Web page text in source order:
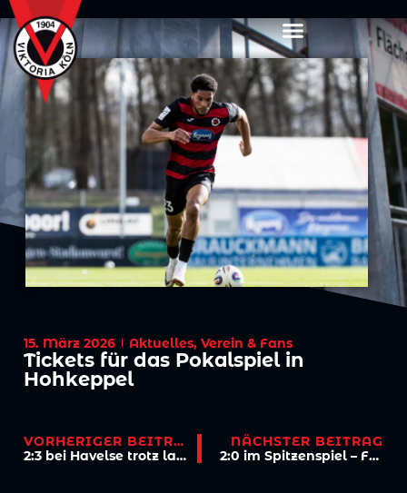
15. März 2026 Aktuelles,Verein & Fans
Tickets für das Pokalspiel in
Hohkeppel
VORHERIGER BEITRAG
2:3 bei Havelse trotz langer Führung
NÄCHSTER BEITRAG
2:0 im Spitzenspiel – Frauen festigen Platz 1